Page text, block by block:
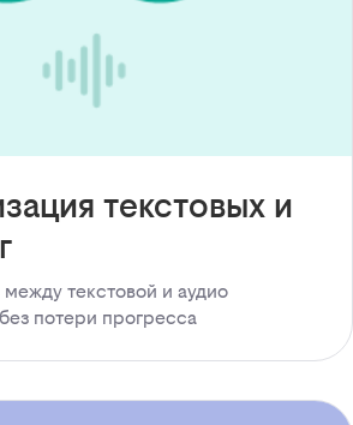
текстовых и
текстовой и аудио
потери прогресса